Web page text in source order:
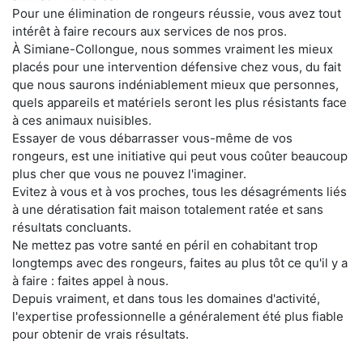
Pour une élimination de rongeurs réussie, vous avez tout
intérêt à faire recours aux services de nos pros.
À Simiane-Collongue, nous sommes vraiment les mieux
placés pour une intervention défensive chez vous, du fait
que nous saurons indéniablement mieux que personnes,
quels appareils et matériels seront les plus résistants face
à ces animaux nuisibles.
Essayer de vous débarrasser vous-même de vos
rongeurs, est une initiative qui peut vous coûter beaucoup
plus cher que vous ne pouvez l'imaginer.
Evitez à vous et à vos proches, tous les désagréments liés
à une dératisation fait maison totalement ratée et sans
résultats concluants.
Ne mettez pas votre santé en péril en cohabitant trop
longtemps avec des rongeurs, faites au plus tôt ce qu'il y a
à faire : faites appel à nous.
Depuis vraiment, et dans tous les domaines d'activité,
l'expertise professionnelle a généralement été plus fiable
pour obtenir de vrais résultats.